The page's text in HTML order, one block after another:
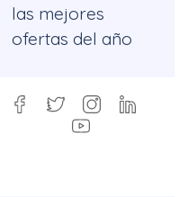
las mejores
ofertas del año